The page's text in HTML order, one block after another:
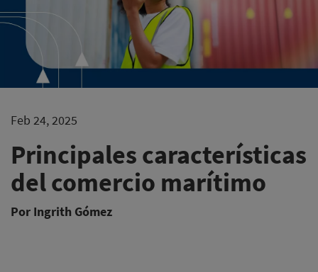
Feb 24, 2025
Principales características
del comercio marítimo
Por Ingrith Gómez